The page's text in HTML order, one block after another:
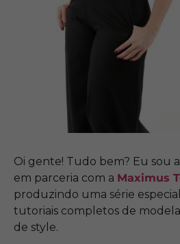
Oi gente! Tudo bem? Eu sou
em parceria com a Maximus
produzindo uma série
tutoriais completos de
de style.